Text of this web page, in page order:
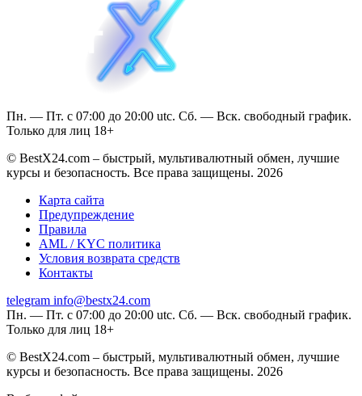
Пн. — Пт. с 07:00 до 20:00 utc. Сб. — Вск. свободный график.
Только для лиц 18+
© BestX24.com – быстрый, мультивалютный обмен, лучшие
курсы и безопасность. Все права защищены. 2026
Карта сайта
Предупреждение
Правила
AML / KYC политика
Условия возврата средств
Контакты
telegram info@bestx24.com
Пн. — Пт. с 07:00 до 20:00 utc. Сб. — Вск. свободный график.
Только для лиц 18+
© BestX24.com – быстрый, мультивалютный обмен, лучшие
курсы и безопасность. Все права защищены. 2026